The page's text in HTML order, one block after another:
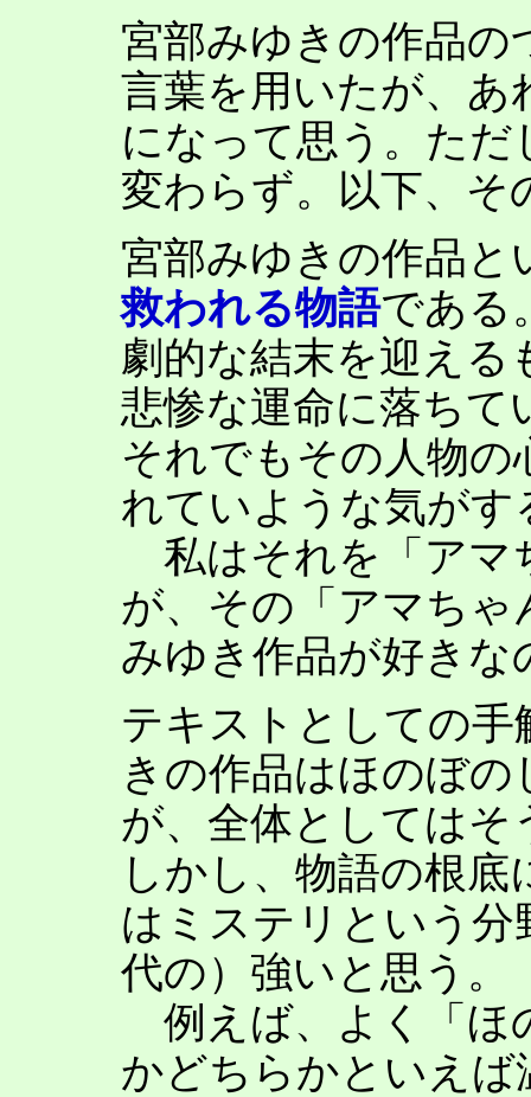
宮部みゆきの作品
言葉を用いたが、あ
になって思う。た
変わらず。以下、そ
宮部みゆきの作品と
救われる物語である
劇的な結末を迎える
悲惨な運命に落ちて
それでもその人物
れていような気がす
私はそれを「アマ
が、その「アマち
みゆき作品が好きな
テキストとしての
きの作品はほのぼ
が、全体としては
しかし、物語の根
はミステリという分
代の）強いと思う。
例えば、よく「ほ
かどちらかといえ